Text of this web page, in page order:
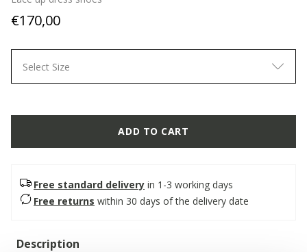
€170,00
Select Size
ADD TO CART
Free standard delivery in 1-3 working days
Free returns within 30 days of the delivery date
Description